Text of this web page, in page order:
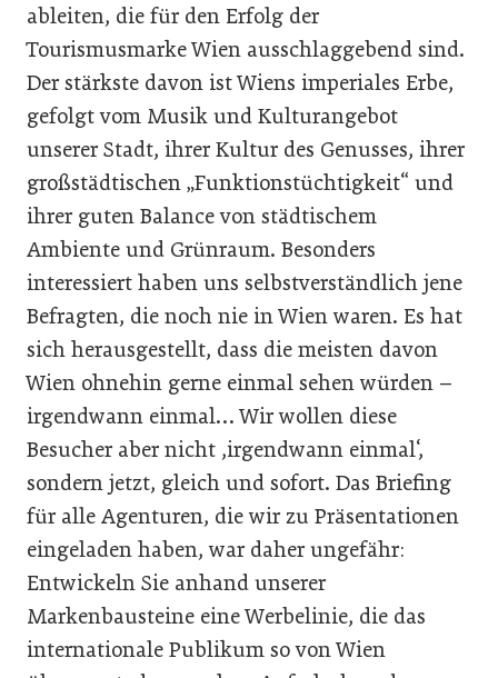
ableiten, die für den Erfolg der
Tourismusmarke Wien ausschlaggebend sind.
Der stärkste davon ist Wiens imperiales Erbe,
gefolgt vom Musik und Kulturangebot
unserer Stadt, ihrer Kultur des Genusses, ihrer
großstädtischen „Funktionstüchtigkeit“ und
ihrer guten Balance von städtischem
Ambiente und Grünraum. Besonders
interessiert haben uns selbstverständlich jene
Befragten, die noch nie in Wien waren. Es hat
sich herausgestellt, dass die meisten davon
Wien ohnehin gerne einmal sehen würden –
irgendwann einmal… Wir wollen diese
Besucher aber nicht ,irgendwann einmal‘,
sondern jetzt, gleich und sofort. Das Briefing
für alle Agenturen, die wir zu Präsentationen
eingeladen haben, war daher ungefähr:
Entwickeln Sie anhand unserer
Markenbausteine eine Werbelinie, die das
internationale Publikum so von Wien